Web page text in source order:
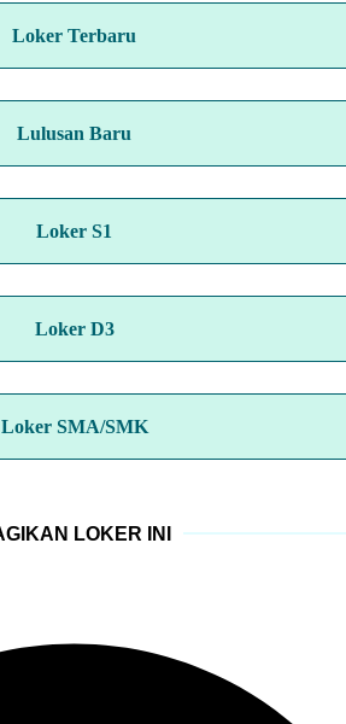
Loker Terbaru
Lulusan Baru
Loker S1
Loker D3
Loker SMA/SMK
LOKER INI